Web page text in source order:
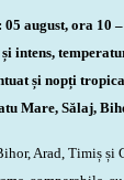
august, ora 10 –
intens,
și nopți
Mare, Sălaj,
Arad, Timiș și